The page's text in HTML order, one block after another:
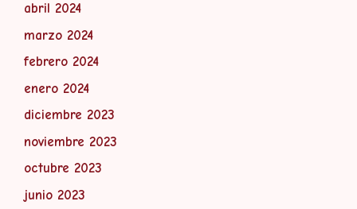
abril 2024
marzo 2024
febrero 2024
enero 2024
diciembre 2023
noviembre 2023
octubre 2023
junio 2023